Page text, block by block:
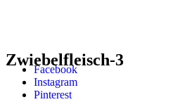
Facebook
Instagram
Pinterest
Zwiebelfleisch-3